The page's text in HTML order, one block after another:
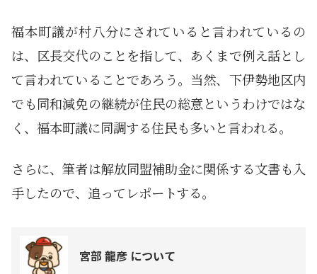
福本町議が村八分にされていると言われているの
は、区長交代のことを指して、あくまで例え話とし
て言われていることであろう。当然、下伊勢地区内
でも同和減免の継続が住民の総意というわけではな
く、福本町議に同調する住民も多いと言われる。
さらに、筆者は解放同盟補助金に関係する文書も入
手したので、追ってレポートする。
宮部 龍彦 について